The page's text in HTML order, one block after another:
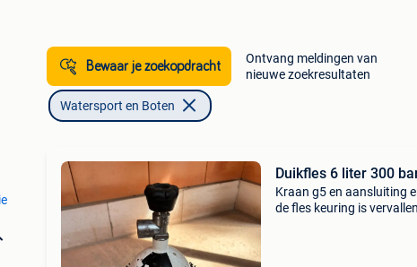
Bewaar je zoekopdracht
Ontvang meldingen van
nieuwe zoekresultaten
Watersport en Boten
Duikfles 6 liter 300
Kraan g5 en aansluiting
de fles keuring is